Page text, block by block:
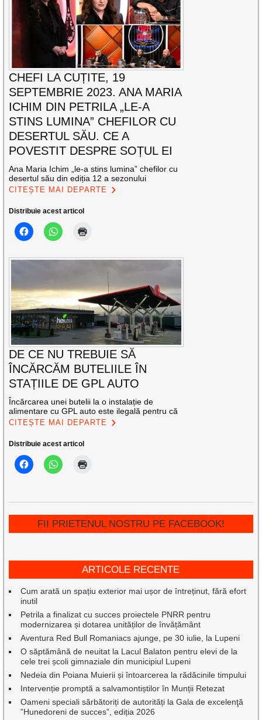
CHEFI LA CUȚITE, 19
SEPTEMBRIE 2023. ANA MARIA
ICHIM DIN PETRILA „LE-A
STINS LUMINA” CHEFILOR CU
DESERTUL SĂU. CE A
POVESTIT DESPRE SOȚUL EI
Ana Maria Ichim „le-a stins lumina” chefilor cu
desertul său din ediția 12 a sezonului
CITEȘTE MAI DEPARTE
Distribuie acest articol
DE CE NU TREBUIE SĂ
ÎNCĂRCĂM BUTELIILE ÎN
STAȚIILE DE GPL AUTO
​Încărcarea unei butelii la o instalație de
alimentare cu GPL auto este ilegală pentru că
CITEȘTE MAI DEPARTE
Distribuie acest articol
FII PRIETENUL NOSTRU PE FACEBOOK!
ARTICOLE RECENTE
Cum arată un spațiu exterior mai ușor de întreținut, fără efort
inutil
Petrila a finalizat cu succes proiectele PNRR pentru
modernizarea și dotarea unităților de învățământ
Aventura Red Bull Romaniacs ajunge, pe 30 iulie, la Lupeni
O săptămână de neuitat la Lacul Balaton pentru elevi de la
cele trei școli gimnaziale din municipiul Lupeni
Nedeia din Poiana Muierii și întoarcerea la rădăcinile timpului
Intervenție promptă a salvamontiștilor în Munții Retezat
Oameni speciali sărbătoriți de autorități la Gala de excelenţă
”Hunedoreni de succes”, ediția 2026